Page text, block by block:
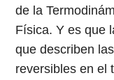
de la
Física. Y es que
que describen
reversibles en el